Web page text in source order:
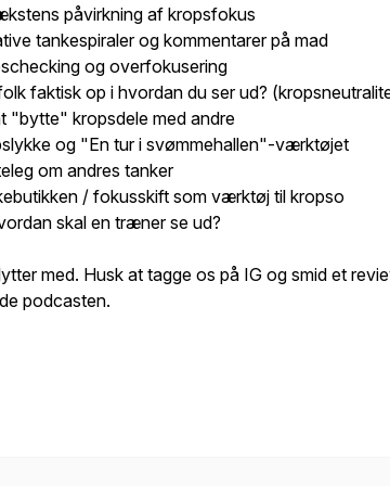
påvirkning af kropsfokus
tankespiraler og kommentarer på mad
og overfokusering
faktisk op i hvordan du ser ud?
"bytte" kropsdele med andre
og "En tur i svømmehallen"-værktøjet
om andres tanker
/ fokusskift som værktøj til kropso
skal en træner se ud?
med. Husk at tagge os på IG og smid et
podcasten.